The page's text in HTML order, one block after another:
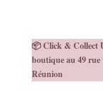
📦 Click & Collect
boutique au 49 rue
Réunion